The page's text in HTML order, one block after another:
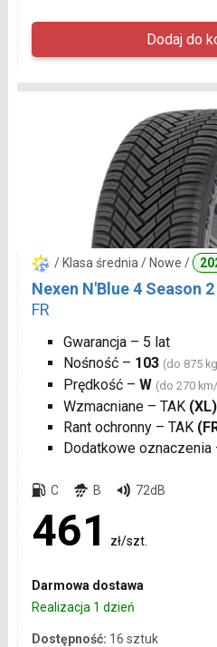
/ Klasa średnia / Nowe /
Nexen N'Blue 4 Season 2
FR
Gwarancja – 5 lat
Nośność – 103 (do 875
Prędkość – W (do 270
Wzmacniane – TAK (XL)
Rant ochronny – TAK
Dodatkowe oznaczenia
C B 72dB
461 zł/szt.
Darmowa dostawa
Realizacja 1 dzień
Dostępność: 16 sztuk